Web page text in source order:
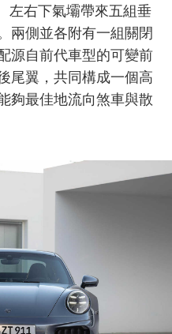
左右下氣壩帶來五組垂
兩側並各附有一組關閉
源自前代車型的可變前
尾翼，共同構成一個高
夠最佳地流向煞車與散